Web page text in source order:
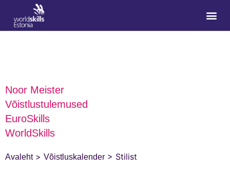
Noor Meister
Võistlustulemused
EuroSkills
WorldSkills
Avaleht> Võistluskalender > Stilist